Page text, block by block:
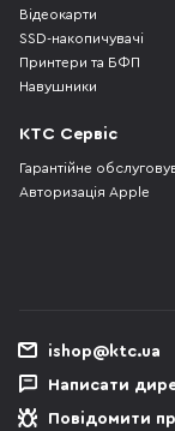
Відеокарти
SSD-накопичувачі
Принтери та БФП
Навушники
КТС Сервіс
Гарантійне
Авторизація Apple
ishop@ktc.ua
Написати
Повідомити